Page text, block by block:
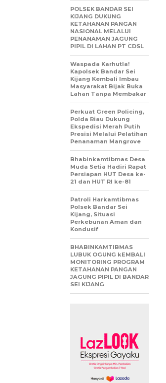
POLSEK BANDAR SEI
KIJANG DUKUNG
KETAHANAN PANGAN
NASIONAL MELALUI
PENANAMAN JAGUNG
PIPIL DI LAHAN PT CDSL
Waspada Karhutla!
Kapolsek Bandar Sei
Kijang Kembali Imbau
Masyarakat Bijak Buka
Lahan Tanpa Membakar
Perkuat Green Policing,
Polda Riau Dukung
Ekspedisi Merah Putih
Presisi Melalui Pelatihan
Penanaman Mangrove
Bhabinkamtibmas Desa
Muda Setia Hadiri Rapat
Persiapan HUT Desa ke-
21 dan HUT RI ke-81
Patroli Harkamtibmas
Polsek Bandar Sei
Kijang, Situasi
Perkebunan Aman dan
Kondusif
BHABINKAMTIBMAS
LUBUK OGUNG kEMBALI
MONITORING PROGRAM
KETAHANAN PANGAN
JAGUNG PIPIL DI BANDAR
SEI KIJANG